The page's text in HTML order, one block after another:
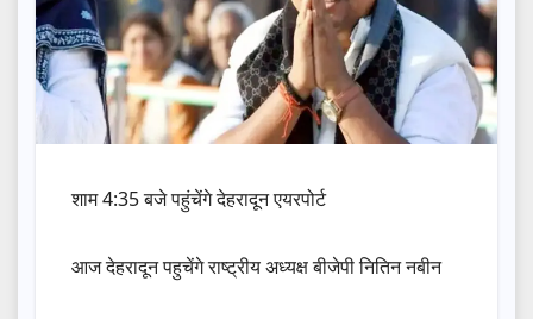
शाम 4:35 बजे पहुंचेंगे देहरादून एयरपोर्ट
आज देहरादून पहुचेंगे राष्ट्रीय अध्यक्ष बीजेपी नितिन नबीन